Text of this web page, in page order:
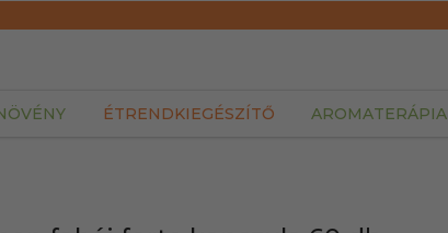
ÉTRENDKIEGÉSZÍTŐ AROMATERÁPIA